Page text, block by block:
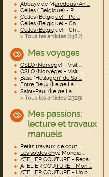
Abbaye de Maredous (An ...
Celles ( Belgique) - P ...
Celles (Belgique) - Pe ...
Celles (Belgique) - Ch ...
Celles (Belgique) - Ch ...
> Tous les articles (1387)
Mes voyages
OSLO (Norvège) - Visit ...
OSLO (Norvège) - Visit ...
Base "Helilagon" de Sa ...
Entre Deux (Île de La ...
Saint-Paul (Île de La ...
> Tous les articles (2329)
Mes passions:
lecture et travaux
manuels
Petits travaux de cout ...
Les soldes chez Mondia ...
ATELIER COUTURE - Repa ...
ATELIER COUTURE - Mon ...
ATELIER COUTURE - Un b ...